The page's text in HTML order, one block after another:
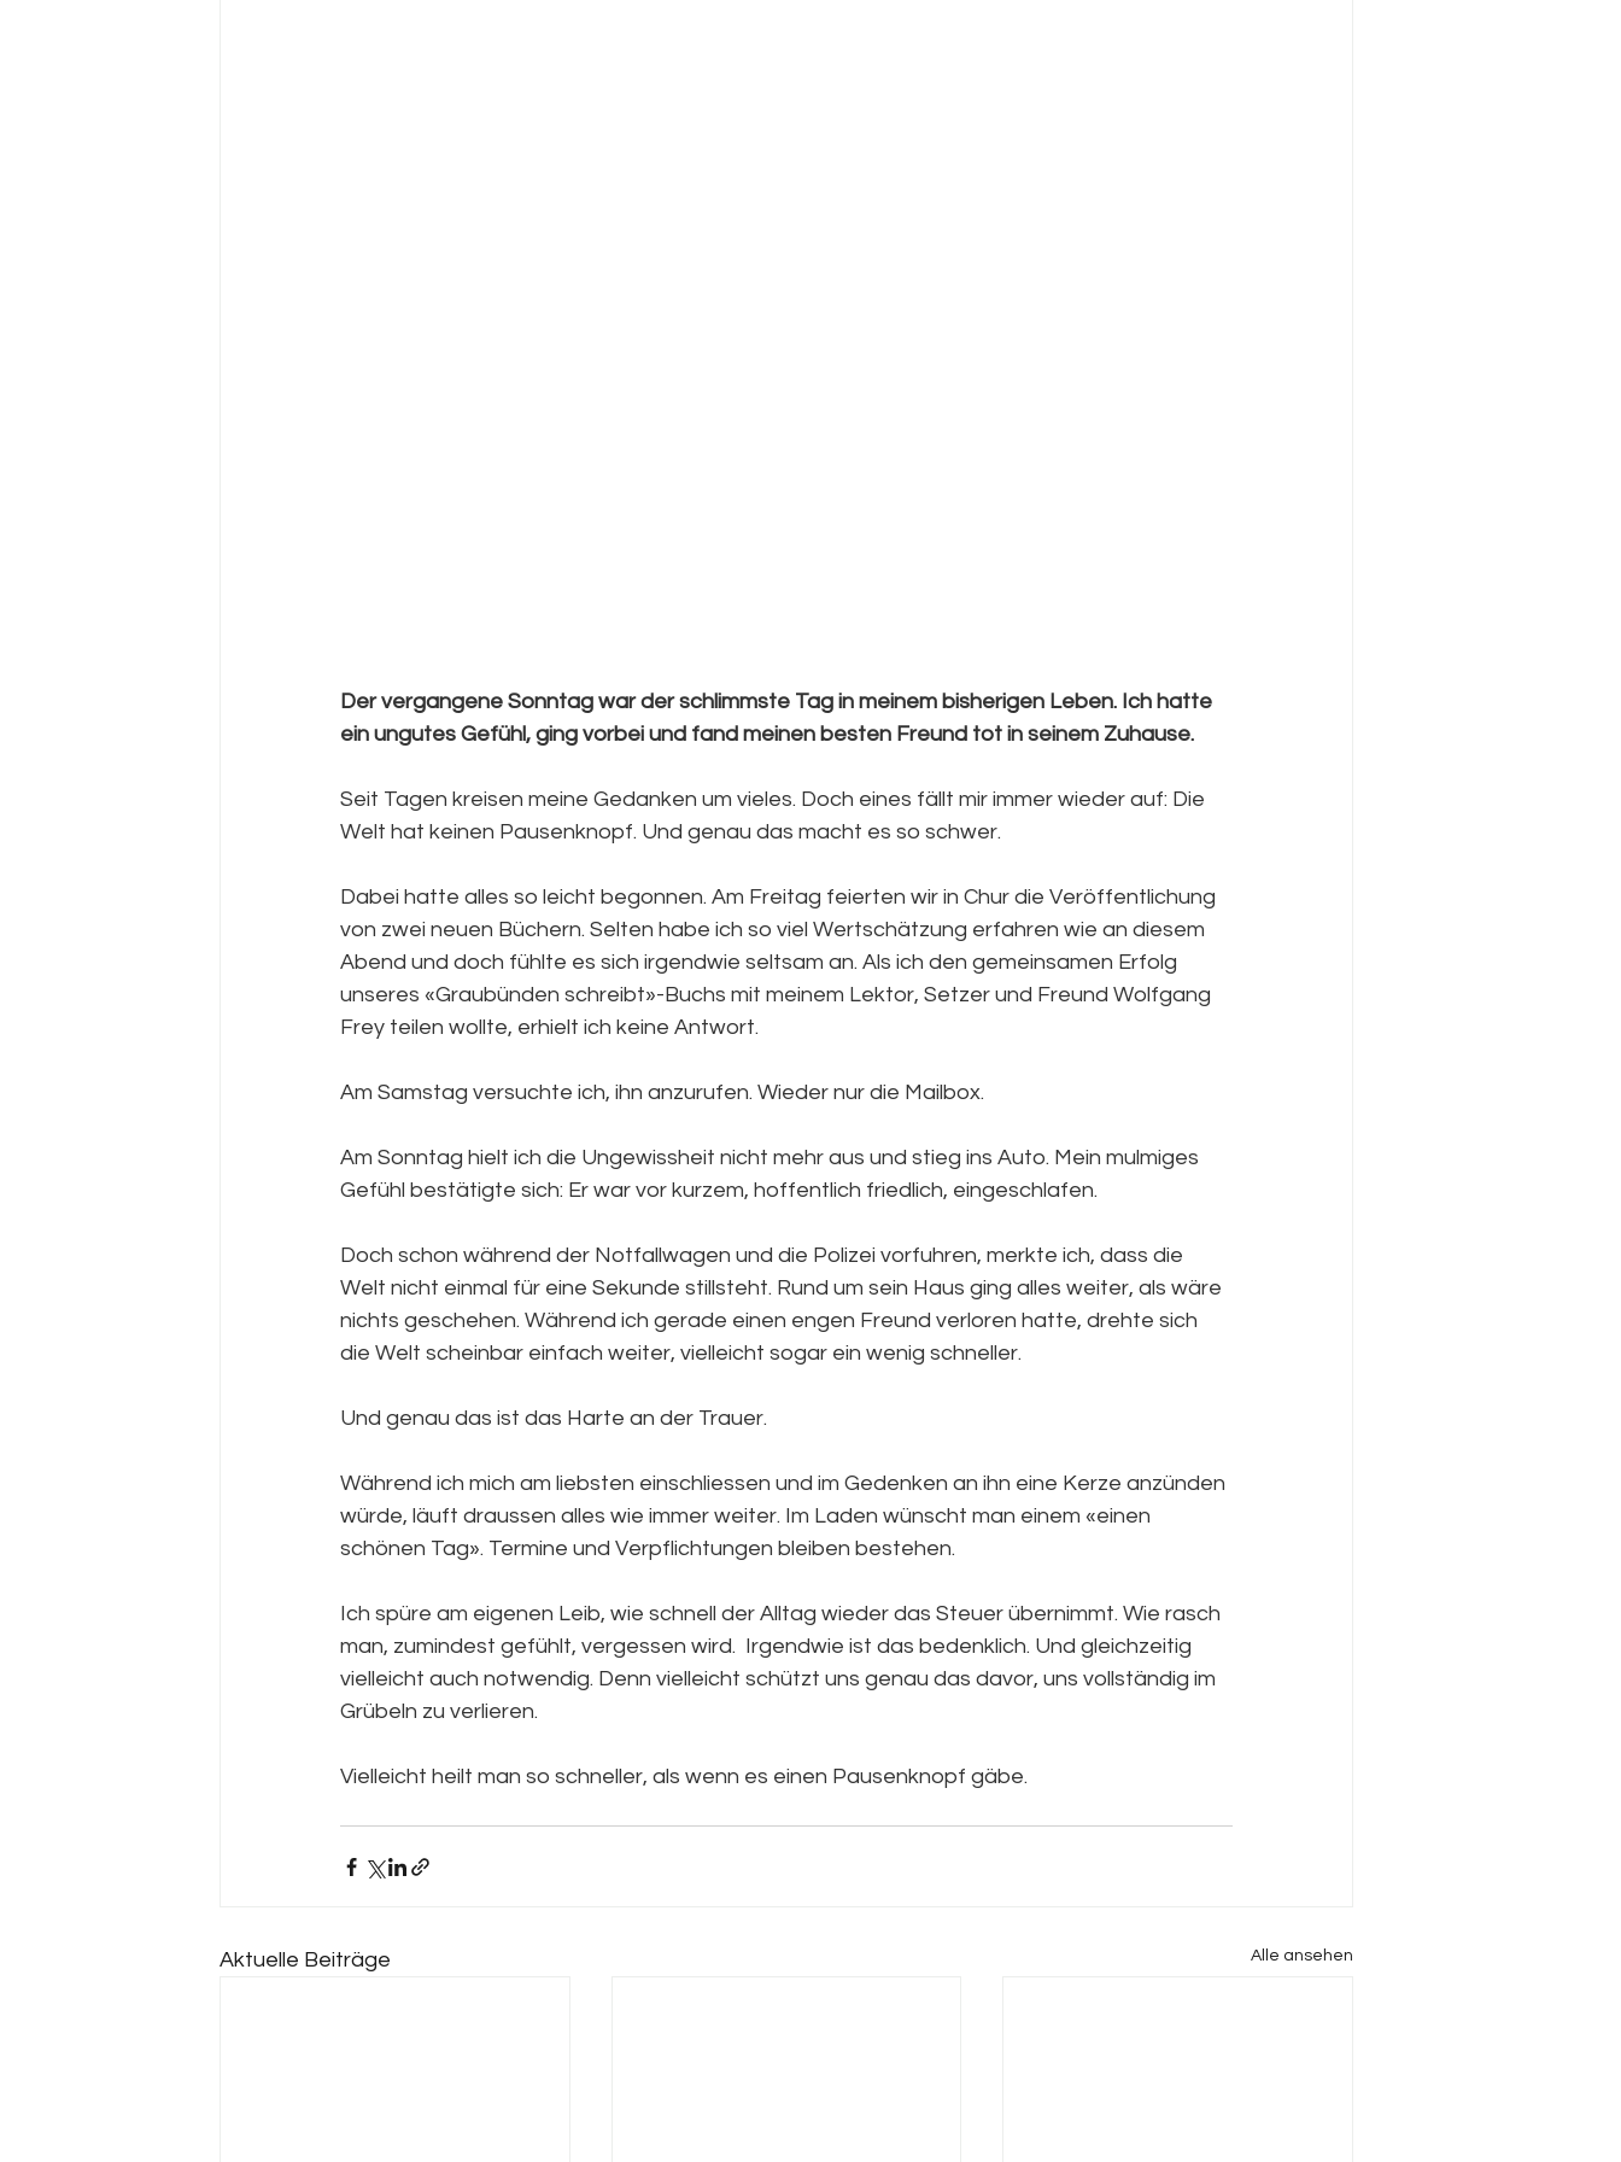
Der vergangene Sonntag war der schlimmste Tag in meinem bisherigen Leben. Ich hatte
ein ungutes Gefühl, ging vorbei und fand meinen besten Freund tot in seinem Zuhause.
Seit Tagen kreisen meine Gedanken um vieles. Doch eines fällt mir immer wieder auf: Die
Welt hat keinen Pausenknopf. Und genau das macht es so schwer.
Dabei hatte alles so leicht begonnen. Am Freitag feierten wir in Chur die Veröffentlichung
von zwei neuen Büchern. Selten habe ich so viel Wertschätzung erfahren wie an diesem
Abend und doch fühlte es sich irgendwie seltsam an. Als ich den gemeinsamen Erfolg
unseres «Graubünden schreibt»-Buchs mit meinem Lektor, Setzer und Freund Wolfgang
Frey teilen wollte, erhielt ich keine Antwort.
Am Samstag versuchte ich, ihn anzurufen. Wieder nur die Mailbox.
Am Sonntag hielt ich die Ungewissheit nicht mehr aus und stieg ins Auto. Mein mulmiges
Gefühl bestätigte sich: Er war vor kurzem, hoffentlich friedlich, eingeschlafen.
Doch schon während der Notfallwagen und die Polizei vorfuhren, merkte ich, dass die
Welt nicht einmal für eine Sekunde stillsteht. Rund um sein Haus ging alles weiter, als wäre
nichts geschehen. Während ich gerade einen engen Freund verloren hatte, drehte sich
die Welt scheinbar einfach weiter, vielleicht sogar ein wenig schneller.
Und genau das ist das Harte an der Trauer.
Während ich mich am liebsten einschliessen und im Gedenken an ihn eine Kerze anzünden
würde, läuft draussen alles wie immer weiter. Im Laden wünscht man einem «einen
schönen Tag». Termine und Verpflichtungen bleiben bestehen.
Ich spüre am eigenen Leib, wie schnell der Alltag wieder das Steuer übernimmt. Wie rasch
man, zumindest gefühlt, vergessen wird.  Irgendwie ist das bedenklich. Und gleichzeitig
vielleicht auch notwendig. Denn vielleicht schützt uns genau das davor, uns vollständig im
Grübeln zu verlieren.
Vielleicht heilt man so schneller, als wenn es einen Pausenknopf gäbe.
Aktuelle Beiträge Alle ansehen